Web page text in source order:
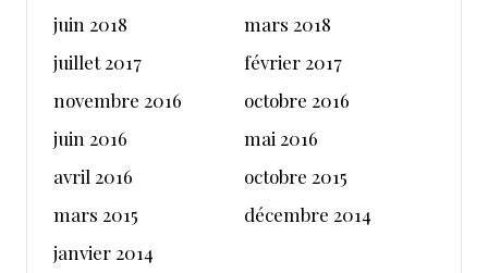
juin 2018
mars 2018
juillet 2017
février 2017
novembre 2016
octobre 2016
juin 2016
mai 2016
avril 2016
octobre 2015
mars 2015
décembre 2014
janvier 2014